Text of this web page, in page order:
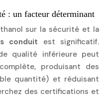
: un facteur déterminant
sur la sécurité et la
conduit est significatif.
qualité inférieure peut
produisant des
quantité) et réduisant
des certifications et